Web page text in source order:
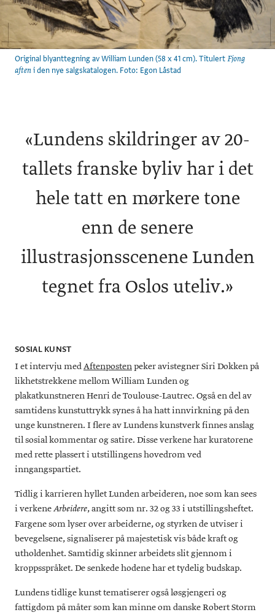
Original blyanttegning av William Lunden (58 x 41 cm). Titulert Fjong
aften i den nye salgskatalogen. Foto: Egon Låstad
«Lundens skildringer av 20-
tallets franske byliv har i det
hele tatt en mørkere tone
enn de senere
illustrasjonsscenene Lunden
tegnet fra Oslos uteliv.»
SOSIAL KUNST
I et intervju medAftenpostenpeker avistegner Siri Dokken på
likhetstrekkene mellom William Lunden og
plakatkunstneren Henri de Toulouse-Lautrec. Også en del av
samtidens kunstuttrykk synes å ha hatt innvirkning på den
unge kunstneren. I flere av Lundens kunstverk finnes anslag
til sosial kommentar og satire. Disse verkene har kuratorene
med rette plassert i utstillingens hovedrom ved
inngangspartiet.
Tidlig i karrieren hyllet Lunden arbeideren, noe som kan sees
i verkeneArbeidere, angitt som nr. 32 og 33 i utstillingsheftet.
Fargene som lyser over arbeiderne, og styrken de utviser i
bevegelsene, signaliserer på majestetisk vis både kraft og
utholdenhet. Samtidig skinner arbeidets slit gjennom i
kroppsspråket. De senkede hodene har et tydelig budskap.
Lundens tidlige kunst tematiserer også løsgjengeri og
fattigdom på måter som kan minne om danske Robert Storm